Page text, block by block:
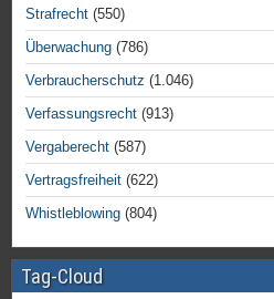
Strafrecht (550)
Überwachung (786)
Verbraucherschutz (1.046)
Verfassungsrecht (913)
Vergaberecht (587)
Vertragsfreiheit (622)
Whistleblowing (804)
Tag-Cloud